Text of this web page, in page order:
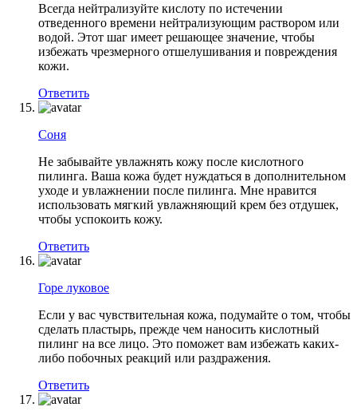
Всегда нейтрализуйте кислоту по истечении
отведенного времени нейтрализующим раствором или
водой. Этот шаг имеет решающее значение, чтобы
избежать чрезмерного отшелушивания и повреждения
кожи.
Ответить
Соня
Не забывайте увлажнять кожу после кислотного
пилинга. Ваша кожа будет нуждаться в дополнительном
уходе и увлажнении после пилинга. Мне нравится
использовать мягкий увлажняющий крем без отдушек,
чтобы успокоить кожу.
Ответить
Горе луковое
Если у вас чувствительная кожа, подумайте о том, чтобы
сделать пластырь, прежде чем наносить кислотный
пилинг на все лицо. Это поможет вам избежать каких-
либо побочных реакций или раздражения.
Ответить